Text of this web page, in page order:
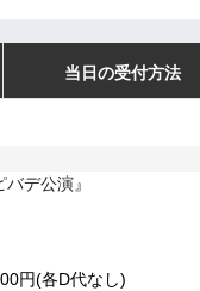
当日の受付方法
デ公演』
円(各D代なし)